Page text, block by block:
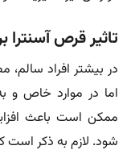
تاثیر قرص آسنترا
در بیشتر افراد سالم،
اما در موارد خاص و
ممکن است باعث
شود. لازم به ذکر است